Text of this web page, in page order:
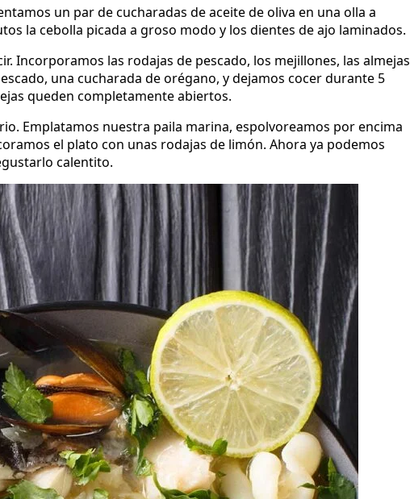
un par de cucharadas de aceite de oliva en una olla a
la cebolla picada a groso modo y los dientes de ajo laminados.
Incorporamos las rodajas de pescado, los mejillones, las almejas
una cucharada de orégano, y dejamos cocer durante 5
queden completamente abiertos.
Emplatamos nuestra paila marina, espolvoreamos por encima
el plato con unas rodajas de limón. Ahora ya podemos
calentito.